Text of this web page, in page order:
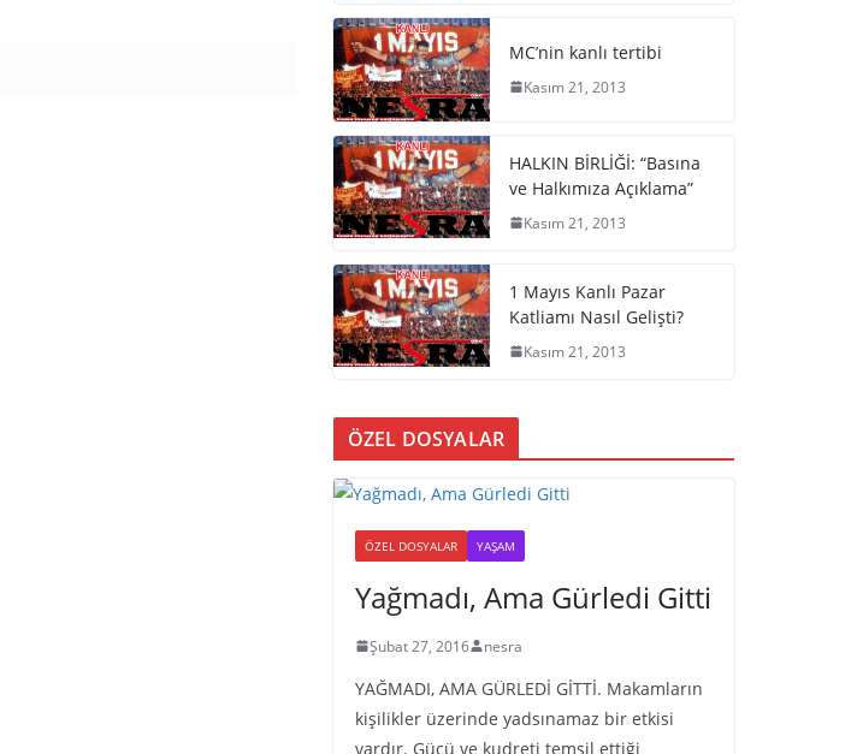
MC’nin kanlı tertibi
Kasım 21, 2013
HALKIN BİRLİĞİ: “Basına
ve Halkımıza Açıklama”
Kasım 21, 2013
1 Mayıs Kanlı Pazar
Katliamı Nasıl Gelişti?
Kasım 21, 2013
ÖZEL DOSYALAR
ÖZEL DOSYALAR YAŞAM
Yağmadı, Ama Gürledi Gitti
Şubat 27, 2016 nesra
YAĞMADI, AMA GÜRLEDİ GİTTİ. Makamların
kişilikler üzerinde yadsınamaz bir etkisi
vardır. Gücü ve kudreti temsil ettiği